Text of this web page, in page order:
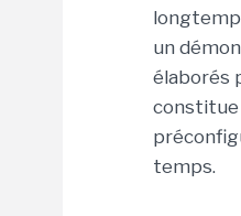
un
élaborés
constitue
temps.